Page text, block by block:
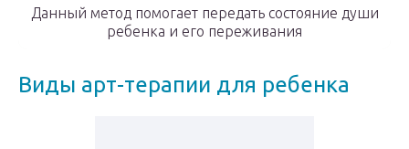
Данный метод помогает передать состояние души
ребенка и его переживания
Виды арт-терапии для ребенка